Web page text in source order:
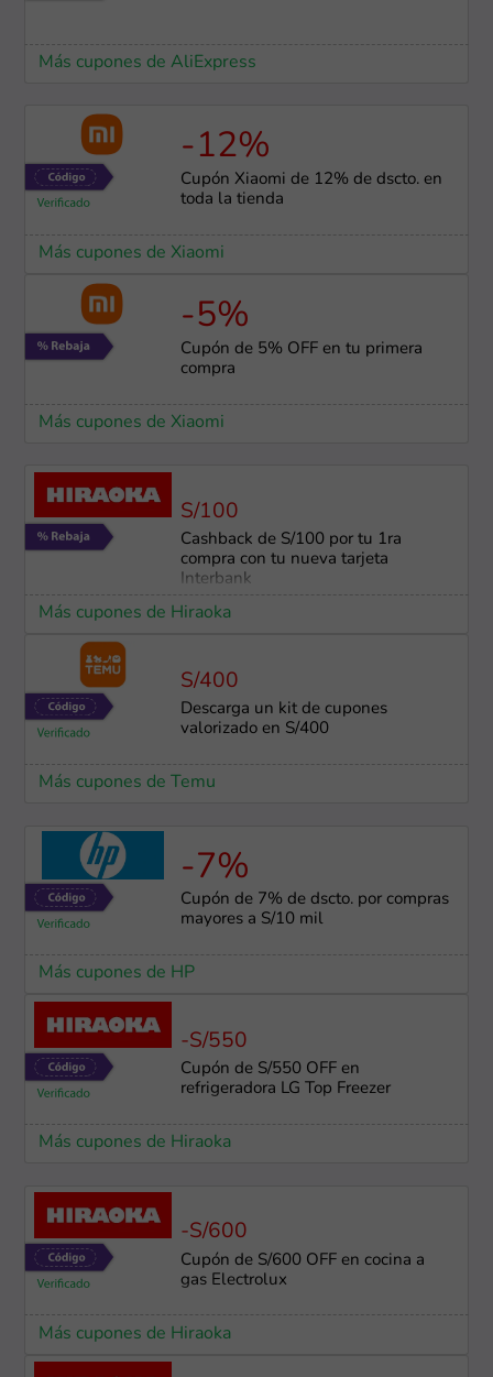
Más cupones de AliExpress
-12%
Cupón Xiaomi de 12% de dscto. en
toda la tienda
Más cupones de Xiaomi
-5%
Cupón de 5% OFF en tu primera
compra
Más cupones de Xiaomi
S/100
Cashback de S/100 por tu 1ra
compra con tu nueva tarjeta
Interbank
Más cupones de Hiraoka
S/400
Descarga un kit de cupones
valorizado en S/400
Más cupones de Temu
-7%
Cupón de 7% de dscto. por compras
mayores a S/10 mil
Más cupones de HP
-S/550
Cupón de S/550 OFF en
refrigeradora LG Top Freezer
Más cupones de Hiraoka
-S/600
Cupón de S/600 OFF en cocina a
gas Electrolux
Más cupones de Hiraoka